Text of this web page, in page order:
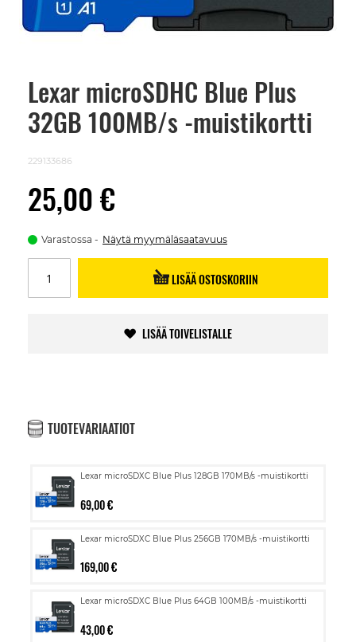
Lexar microSDHC Blue Plus
32GB 100MB/s -muistikortti
229133686
25,00 €
Varastossa Näytä myymäläsaatavuus
LISÄÄ OSTOSKORIIN
LISÄÄ TOIVELISTALLE
TUOTEVARIAATIOT
Lexar microSDXC Blue Plus 128GB 170MB/s -muistikortti
69,00 €
Lexar microSDXC Blue Plus 256GB 170MB/s -muistikortti
169,00 €
Lexar microSDXC Blue Plus 64GB 100MB/s -muistikortti
43,00 €
Skip
beginning
images